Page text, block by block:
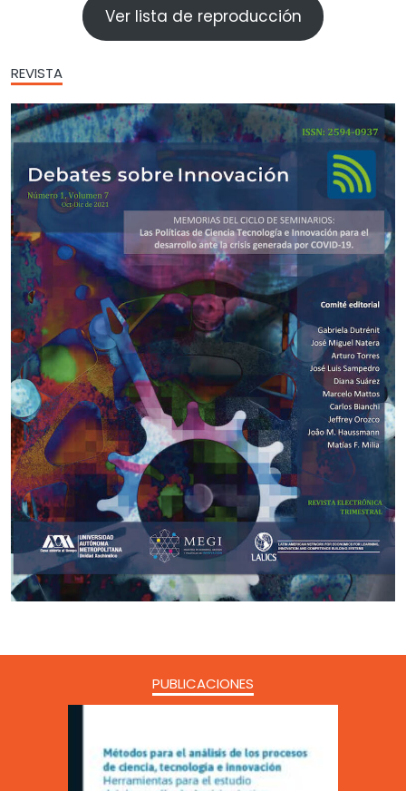
Ver lista de reproducción
REVISTA
PUBLICACIONES